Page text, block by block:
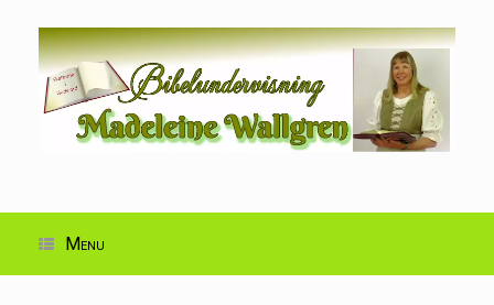
content
Menu